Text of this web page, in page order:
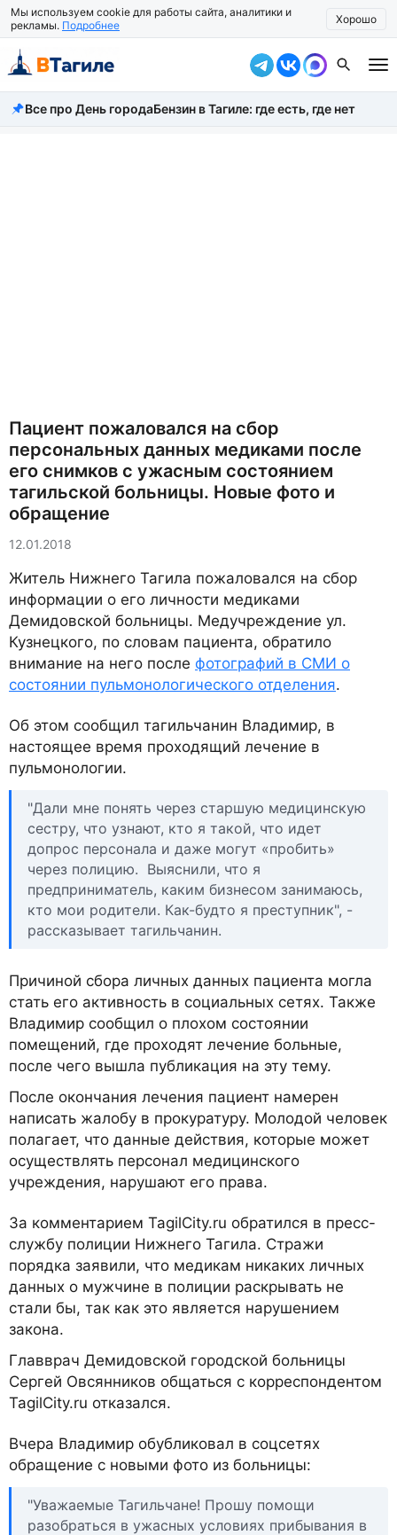
Мы используем cookie для работы сайта, аналитики и
рекламы. Подробнее Хорошо
Все новости
Все про День городаБензин в Тагиле: где есть, где нет
Пациент пожаловался на сбор
персональных данных медиками после
его снимков с ужасным состоянием
тагильской больницы. Новые фото и
обращение
12.01.2018
Житель Нижнего Тагила пожаловался на сбор
информации о его личности медиками
Демидовской больницы. Медучреждение ул.
Кузнецкого, по словам пациента, обратило
внимание на него после фотографий в СМИ о
состоянии пульмонологического отделения.
Об этом сообщил тагильчанин Владимир, в
настоящее время проходящий лечение в
пульмонологии.
"Дали мне понять через старшую медицинскую
сестру, что узнают, кто я такой, что идет
допрос персонала и даже могут «пробить»
через полицию. Выяснили, что я
предприниматель, каким бизнесом занимаюсь,
кто мои родители. Как-будто я преступник", -
рассказывает тагильчанин.
Причиной сбора личных данных пациента могла
стать его активность в социальных сетях. Также
Владимир сообщил о плохом состоянии
помещений, где проходят лечение больные,
после чего вышла публикация на эту тему.
После окончания лечения пациент намерен
написать жалобу в прокуратуру. Молодой человек
полагает, что данные действия, которые может
осуществлять персонал медицинского
учреждения, нарушают его права.
За комментарием TagilCity.ru обратился в пресс-
службу полиции Нижнего Тагила. Стражи
порядка заявили, что медикам никаких личных
данных о мужчине в полиции раскрывать не
стали бы, так как это является нарушением
закона.
Главврач Демидовской городской больницы
Сергей Овсянников общаться с корреспондентом
TagilCity.ru отказался.
Вчера Владимир обубликовал в соцсетях
обращение с новыми фото из больницы:
"Уважаемые Тагильчане! Прошу помощи
разобраться в ужасных условиях прибывания в